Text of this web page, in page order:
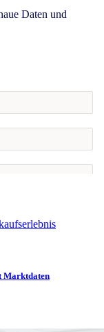
Daten und
Marktdaten